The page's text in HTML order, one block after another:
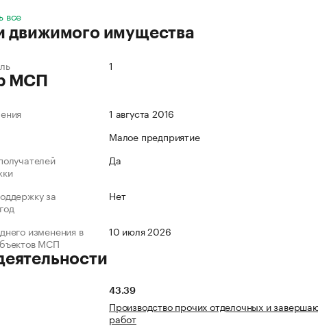
все
движимого имущества
1
МСП
1 августа 2016
Малое предприятие
Да
за
Нет
изменения в
МСП
10 июля 2026
43.39
Производство прочих отделочных и
работ